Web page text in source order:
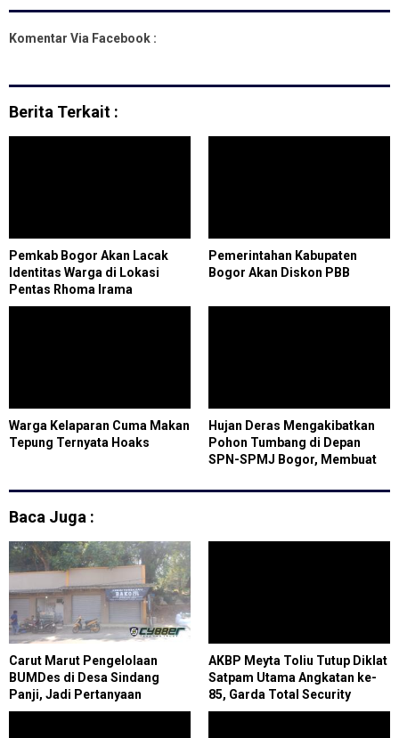
Komentar Via Facebook :
Berita Terkait :
Pemkab Bogor Akan Lacak
Identitas Warga di Lokasi
Pentas Rhoma Irama
Pemerintahan Kabupaten
Bogor Akan Diskon PBB
Warga Kelaparan Cuma Makan
Tepung Ternyata Hoaks
Hujan Deras Mengakibatkan
Pohon Tumbang di Depan
SPN-SPMJ Bogor, Membuat
Baca Juga :
Carut Marut Pengelolaan
BUMDes di Desa Sindang
Panji, Jadi Pertanyaan
Masyarakat
AKBP Meyta Toliu Tutup Diklat
Satpam Utama Angkatan ke-
85, Garda Total Security
Tegaskan Profesi Satpam